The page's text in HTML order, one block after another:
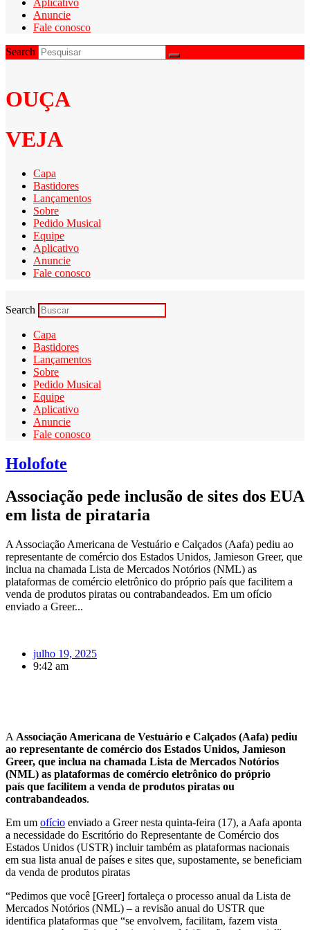
Anuncie
Fale conosco
Search
OUÇA
VEJA
Capa
Bastidores
Lançamentos
Sobre
Pedido Musical
Equipe
Aplicativo
Anuncie
Fale conosco
Search
Capa
Bastidores
Lançamentos
Sobre
Pedido Musical
Equipe
Aplicativo
Anuncie
Fale conosco
Holofote
Associação pede inclusão de sites dos EUA
em lista de pirataria
A Associação Americana de Vestuário e Calçados (Aafa) pediu ao
representante de comércio dos Estados Unidos, Jamieson Greer, que
inclua na chamada Lista de Mercados Notórios (NML) as
plataformas de comércio eletrônico do próprio país que facilitem a
venda de produtos piratas ou contrabandeados. Em um ofício
enviado a Greer...
julho 19, 2025
9:42 am
A Associação Americana de Vestuário e Calçados (Aafa) pediu
ao representante de comércio dos Estados Unidos, Jamieson
Greer, que inclua na chamada Lista de Mercados Notórios
(NML) as plataformas de comércio eletrônico do próprio
país que facilitem a venda de produtos piratas ou
contrabandeados.
Em um ofício enviado a Greer nesta quinta-feira (17), a Aafa aponta
a necessidade do Escritório do Representante de Comércio dos
Estados Unidos (USTR) incluir também as plataformas nacionais
em sua lista anual de países e sites que, supostamente, se beneficiam
da venda de produtos piratas
“Pedimos que você [Greer] fortaleça o processo anual da Lista de
Mercados Notórios (NML) – a revisão anual do USTR que
identifica plataformas que “se envolvem, facilitam, fazem vista